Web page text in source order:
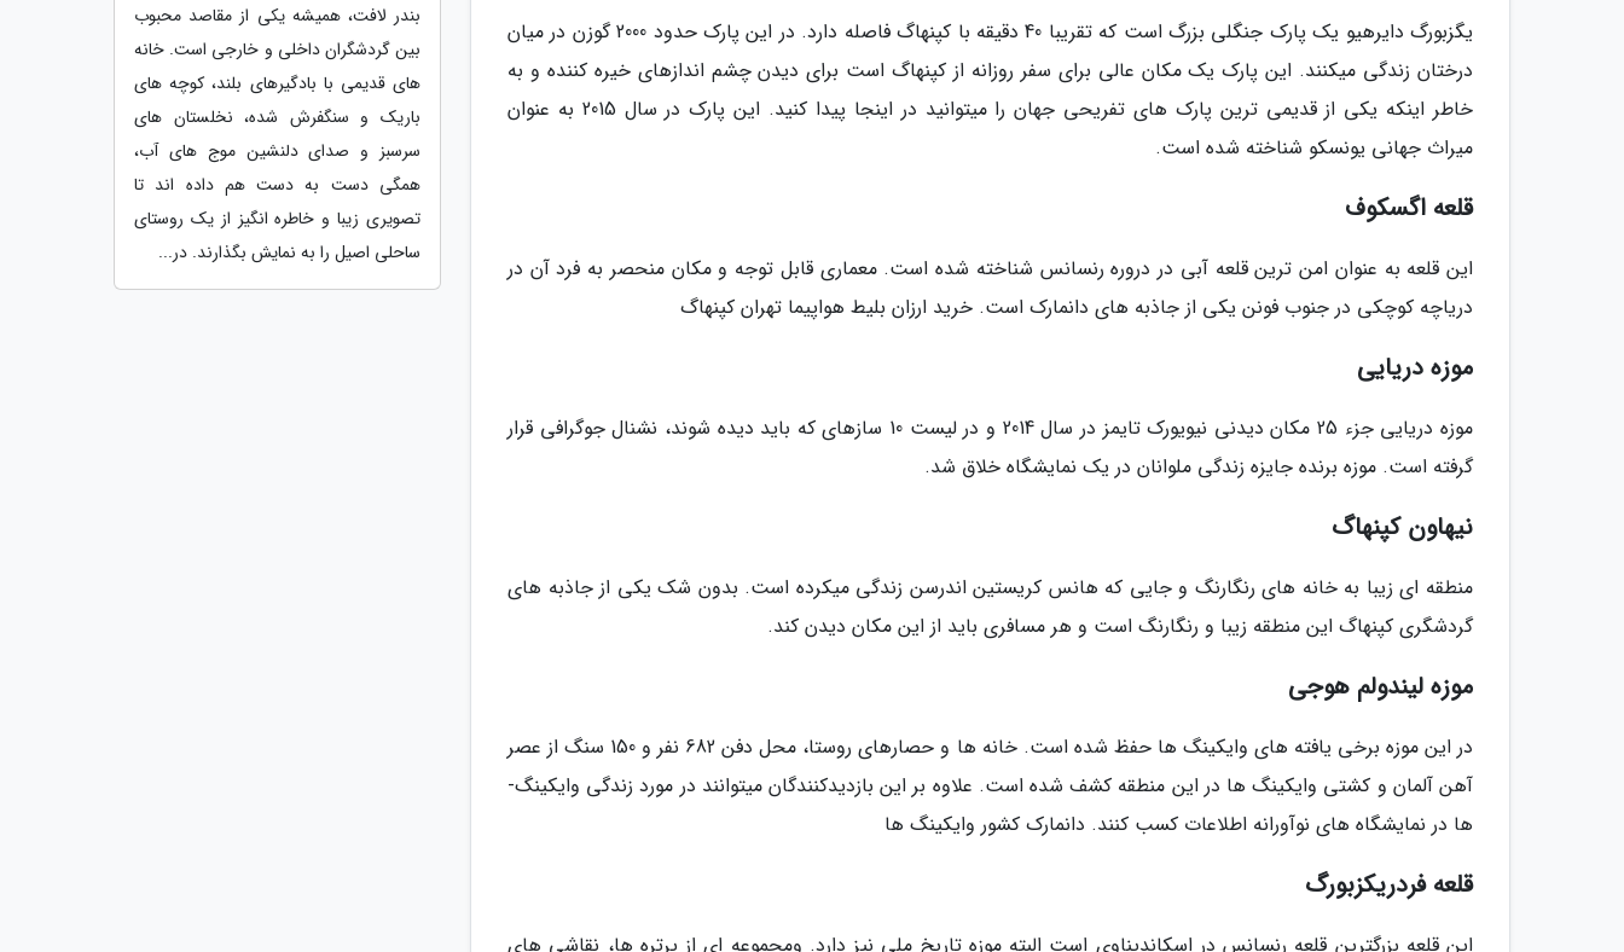
یگزبورگ دایرهیو یک پارک جنگلی بزرگ است که تقریبا 40 دقیقه با کپنهاگ فاصله دارد. در این پارک حدود 2000 گوزن در میان
درختان زندگی می­کنند. این پارک یک مکان عالی برای سفر روزانه از کپنهاگ است برای دیدن چشم ­اندازهای خیره کننده و به
خاطر اینکه یکی از قدیمی ­ترین پارک­ های تفریحی جهان را می­توانید در اینجا پیدا کنید. این پارک در سال 2015 به عنوان
میراث جهانی یونسکو شناخته شده است.
قلعه اگسکوف
این قلعه به عنوان امن­ ترین قلعه آبی در دروره رنسانس شناخته شده است. معماری قابل توجه و مکان منحصر به فرد آن در
دریاچه کوچکی در جنوب فونن یکی از جاذبه های دانمارک است. خرید ارزان بلیط هواپیما تهران کپنهاگ
موزه دریایی
موزه دریایی جزء 25 مکان دیدنی نیویورک تایمز در سال 2014 و در لیست 10 سازه­ای که باید دیده شوند، نشنال جوگرافی قرار
گرفته است. موزه برنده جایزه زندگی ملوانان در یک نمایشگاه خلاق شد.
نیهاون کپنهاگ
منطقه­ ای زیبا به خانه­ های رنگارنگ و جایی که هانس کریستین اندرسن زندگی می­کرده است. بدون شک یکی از جاذبه­ های
گردشگری کپنهاگ این منطقه زیبا و رنگارنگ است و هر مسافری باید از این مکان دیدن کند.
موزه لیندولم هوجی
در این موزه برخی یافته ­های وایکینگ­ ها حفظ شده است. خانه­ ها و حصارهای روستا، محل دفن 682 نفر و 150 سنگ از عصر
آهن آلمان و کشتی وایکینگ­ ها در این منطقه کشف شده است. علاوه بر این بازدیدکنندگان می­توانند در مورد زندگی وایکینگ­
ها در نمایشگاه ­های نوآورانه اطلاعات کسب کنند. دانمارک کشور وایکینگ ها
قلعه فردریکزبورگ
این قلعه بزرگترین قلعه رنسانس در اسکاندیناوی است البته موزه تاریخ ملی نیز دارد. ومجموعه ­ای از پرتره ­ها، نقاشی­ های
بندر لافت، همیشه یکی از مقاصد محبوب
بین گردشگران داخلی و خارجی است. خانه
های قدیمی با بادگیرهای بلند، کوچه های
باریک و سنگفرش شده، نخلستان های
سرسبز و صدای دلنشین موج های آب،
همگی دست به دست هم داده اند تا
تصویری زیبا و خاطره انگیز از یک روستای
ساحلی اصیل را به نمایش بگذارند. در...